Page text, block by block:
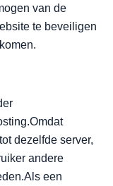
van de
te beveiligen
dezelfde server,
andere
een